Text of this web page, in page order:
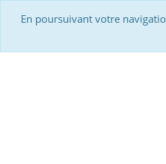
En poursuivant votre